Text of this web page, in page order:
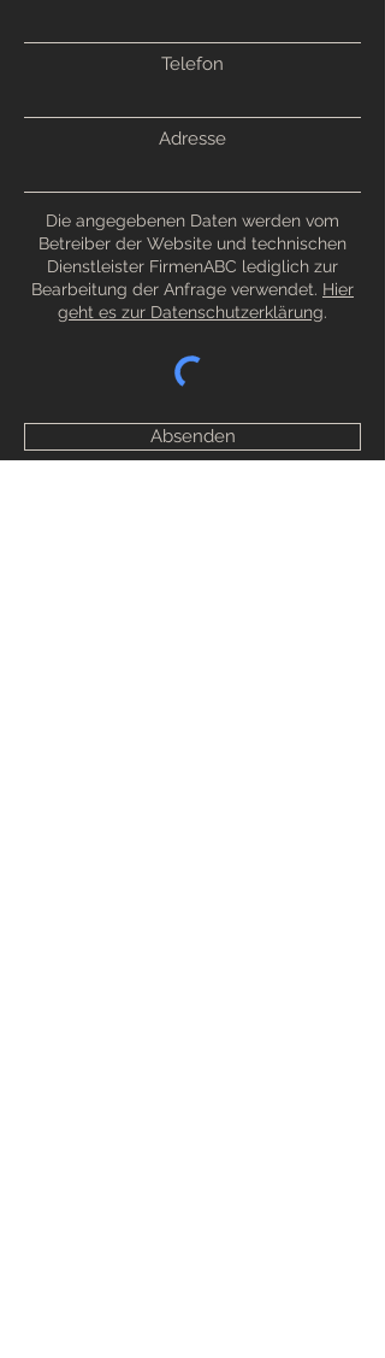
Telefon
Adresse
Die angegebenen Daten werden vom
Betreiber der Website und technischen
Dienstleister FirmenABC lediglich zur
Bearbeitung der Anfrage verwendet. Hier
geht es zur Datenschutzerklärung.
Absenden